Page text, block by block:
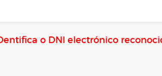
o DNI electrónico